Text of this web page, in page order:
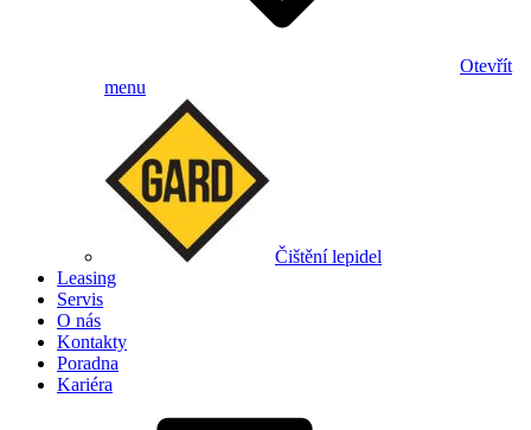
Otevřít
menu
Čištění lepidel
Leasing
Servis
O nás
Kontakty
Poradna
Kariéra